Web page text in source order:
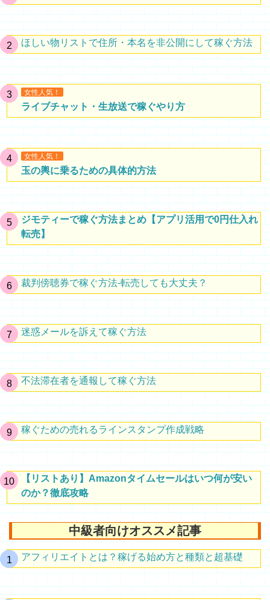
ほしい物リストで住所・本名を非公開にして稼ぐ方法
女性人気！
ライブチャット・生放送で稼ぐやり方
女性人気！
玉の輿に乗るための具体的方法
ジモティーで稼ぐ方法まとめ【アプリ活用で0円仕入れ
転売】
裁判傍聴券で稼ぐ方法-転売しても大丈夫？
迷惑メールを訴えて稼ぐ方法
不法滞在者を通報して稼ぐ方法
稼ぐための売れるラインスタンプ作成戦略
【リストあり】Amazonタイムセールはいつ何が安い
のか？徹底攻略
中級者向けオススメ記事
アフィリエイトとは？稼げる始め方と種類と超基礎